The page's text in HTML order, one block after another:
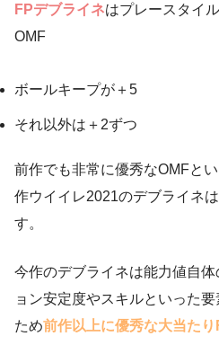
FPデブライネはプレースタイ
OMF
ボールキープが＋5
それ以外は＋2ずつ
前作でも非常に優秀なOMFと
作ウイイレ2021のデブライネ
す。
今作のデブライネは能力値自
ョン安定度やスキルといった
ため前作以上に優秀な大当たり